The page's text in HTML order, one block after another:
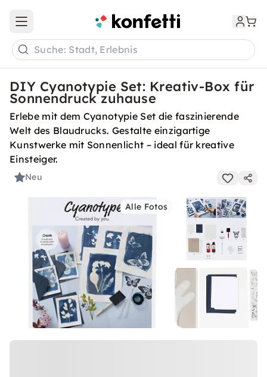
Open main menu
Suche: Stadt, Erlebnis
DIY Cyanotypie Set: Kreativ-Box für
Sonnendruck zuhause
Erlebe mit dem Cyanotypie Set die faszinierende
Welt des Blaudrucks. Gestalte einzigartige
Kunstwerke mit Sonnenlicht – ideal für kreative
Einsteiger.
Neu
Alle Fotos